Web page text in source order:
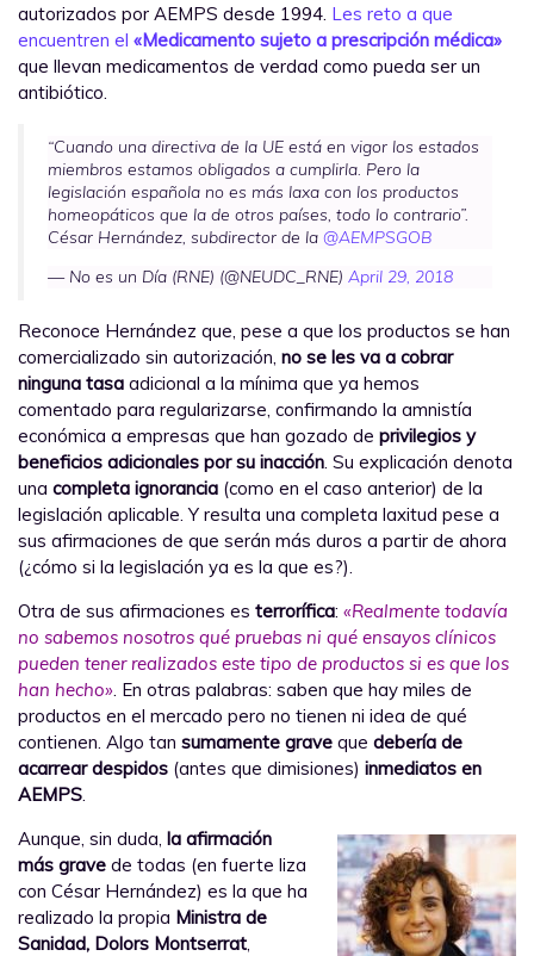
autorizados por AEMPS desde 1994. Les reto a que
encuentren el «Medicamento sujeto a prescripción médica»
que llevan medicamentos de verdad como pueda ser un
antibiótico.
“Cuando una directiva de la UE está en vigor los estados
miembros estamos obligados a cumplirla. Pero la
legislación española no es más laxa con los productos
homeopáticos que la de otros países, todo lo contrario”.
César Hernández, subdirector de la @AEMPSGOB
— No es un Día (RNE) (@NEUDC_RNE) April 29, 2018
Reconoce Hernández que, pese a que los productos se han
comercializado sin autorización, no se les va a cobrar
ninguna tasa adicional a la mínima que ya hemos
comentado para regularizarse, confirmando la amnistía
económica a empresas que han gozado de privilegios y
beneficios adicionales por su inacción. Su explicación denota
una completa ignorancia (como en el caso anterior) de la
legislación aplicable. Y resulta una completa laxitud pese a
sus afirmaciones de que serán más duros a partir de ahora
(¿cómo si la legislación ya es la que es?).
Otra de sus afirmaciones es terrorífica: «Realmente todavía
no sabemos nosotros qué pruebas ni qué ensayos clínicos
pueden tener realizados este tipo de productos si es que los
han hecho». En otras palabras: saben que hay miles de
productos en el mercado pero no tienen ni idea de qué
contienen. Algo tan sumamente grave que debería de
acarrear despidos (antes que dimisiones) inmediatos en
AEMPS.
Aunque, sin duda, la afirmación
más grave de todas (en fuerte liza
con César Hernández) es la que ha
realizado la propia Ministra de
Sanidad, Dolors Montserrat,